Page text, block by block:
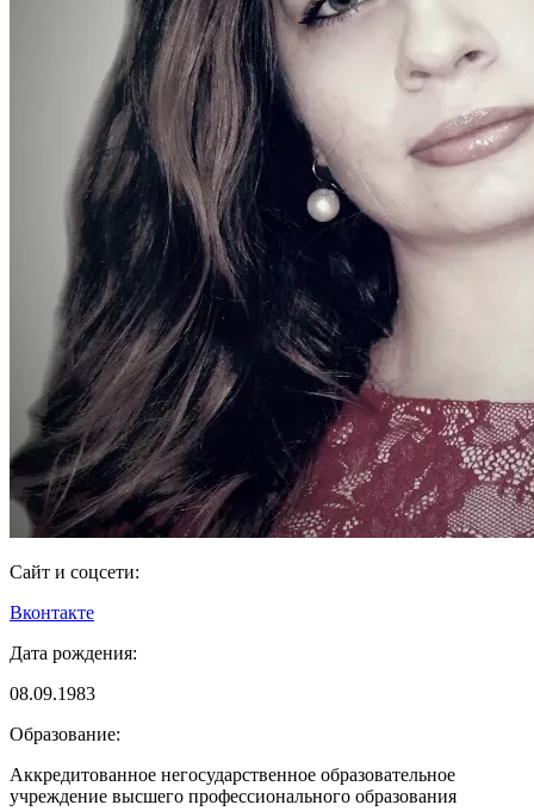
Сайт и соцсети:
Вконтакте
Дата рождения:
08.09.1983
Образование:
Аккредитованное негосударственное образовательное
учреждение высшего профессионального образования